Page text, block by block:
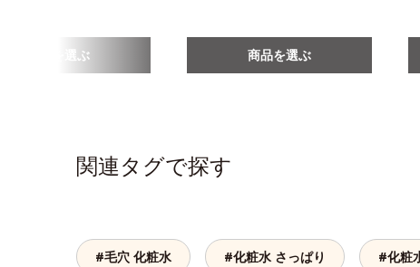
商品を選ぶ 商品を選ぶ
関連タグで探す
#毛穴 化粧水 #化粧水 さっぱり #化粧